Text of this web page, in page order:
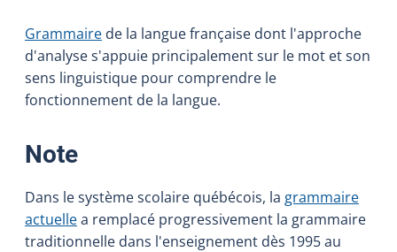
Grammaire de la langue française dont l'approche
d'analyse s'appuie principalement sur le mot et son
sens linguistique pour comprendre le
fonctionnement de la langue.
Note:
Dans le système scolaire québécois, la grammaire
actuellea remplacé progressivement la grammaire
traditionnelle dans l'enseignement dès 1995 au